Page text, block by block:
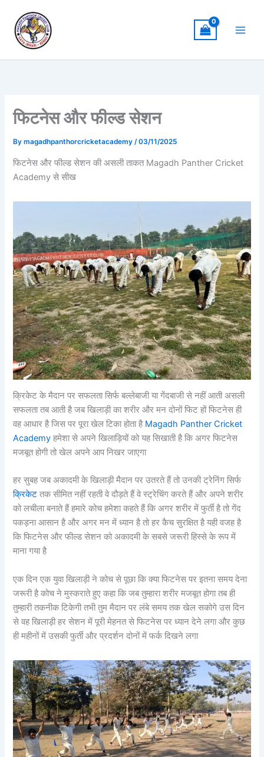
content
फिटनेस और फील्ड सेशन
Bymagadhpanthorcricketacademy/03/11/2025
फिटनेस और फील्ड सेशन की असली ताकत Magadh Panther Cricket
Academy से सीख
क्रिकेट के मैदान पर सफलता सिर्फ बल्लेबाजी या गेंदबाजी से नहीं आती असली
सफलता तब आती है जब खिलाड़ी का शरीर और मन दोनों फिट हों फिटनेस ही
वह आधार है जिस पर पूरा खेल टिका होता है Magadh Panther Cricket
Academy हमेशा से अपने खिलाड़ियों को यह सिखाती है कि अगर फिटनेस
मजबूत होगी तो खेल अपने आप निखर जाएगा
हर सुबह जब अकादमी के खिलाड़ी मैदान पर उतरते हैं तो उनकी ट्रेनिंग सिर्फ
क्रिकेट तक सीमित नहीं रहती वे दौड़ते हैं वे स्ट्रेचिंग करते हैं और अपने शरीर
को लचीला बनाते हैं हमारे कोच हमेशा कहते हैं कि अगर शरीर में फुर्ती है तो गेंद
पकड़ना आसान है और अगर मन में ध्यान है तो हर कैच सुरक्षित है यही वजह है
कि फिटनेस और फील्ड सेशन को अकादमी के सबसे जरूरी हिस्से के रूप में
माना गया है
एक दिन एक युवा खिलाड़ी ने कोच से पूछा कि क्या फिटनेस पर इतना समय देना
जरूरी है कोच ने मुस्कराते हुए कहा कि जब तुम्हारा शरीर मजबूत होगा तब ही
तुम्हारी तकनीक टिकेगी तभी तुम मैदान पर लंबे समय तक खेल सकोगे उस दिन
से वह खिलाड़ी हर सेशन में पूरी मेहनत से फिटनेस पर ध्यान देने लगा और कुछ
ही महीनों में उसकी फुर्ती और प्रदर्शन दोनों में फर्क दिखने लगा